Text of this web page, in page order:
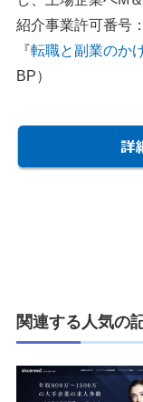
紹介事業許可番号：
『転職と副業のか
BP）
関連する人気の